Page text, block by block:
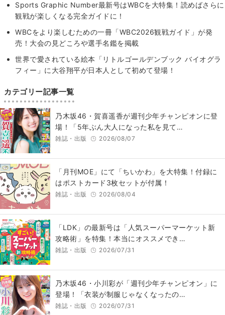
Sports Graphic Number最新号はWBCを大特集！読めばさらに
観戦が楽しくなる完全ガイドに！
WBCをより楽しむための一冊「WBC2026観戦ガイド」が発
売！大会の見どころや選手名鑑を掲載
世界で愛されている絵本「リトルゴールデンブック バイオグラ
フィー」に大谷翔平が日本人として初めて登場！
カテゴリー記事一覧
乃木坂46・賀喜遥香が週刊少年チャンピオンに登
場！「5年ぶん大人になった私を見て…
雑誌・出版 2026/08/07
「月刊MOE」にて「ちいかわ」を大特集！付録に
はポストカード3枚セットが付属！
雑誌・出版 2026/08/04
「LDK」の最新号は「人気スーパーマーケット新
攻略術」を特集！本当にオススメでき…
雑誌・出版 2026/07/31
乃木坂46・小川彩が「週刊少年チャンピオン」に
登場！「衣装が制服じゃなくなったの…
雑誌・出版 2026/07/31